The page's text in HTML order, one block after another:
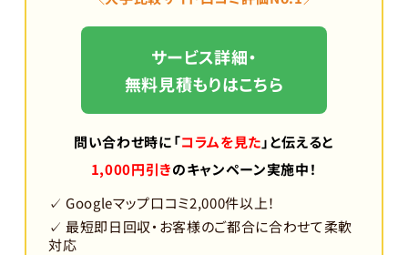
サービス詳細・
無料見積もりはこちら
問い合わせ時に「コラムを見た」と伝えると
1,000円引きのキャンペーン実施中！
✓ Googleマップ口コミ2,000件以上！
✓ 最短即日回収・お客様のご都合に合わせて柔軟
対応